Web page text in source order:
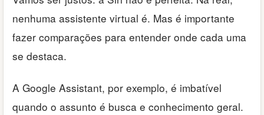
nenhuma assistente virtual é. Mas é importante
fazer comparações para entender onde cada uma
se destaca.
A Google Assistant, por exemplo, é imbatível
quando o assunto é busca e conhecimento geral.